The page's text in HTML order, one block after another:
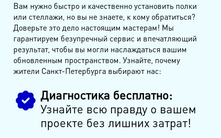
Вам нужно быстро и качественно установить полки
или стеллажи, но вы не знаете, к кому обратиться?
Доверьте это дело настоящим мастерам! Мы
гарантируем безупречный сервис и впечатляющий
результат, чтобы вы могли наслаждаться вашим
обновленным пространством. Узнайте, почему
жители Санкт-Петербурга выбирают нас:
Диагностика бесплатно:
Узнайте всю правду о вашем
проекте без лишних затрат!